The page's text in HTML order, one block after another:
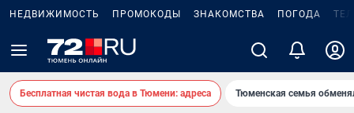
НЕДВИЖИМОСТЬ ПРОМОКОДЫ ЗНАКОМСТВА ПОГОДА
Бесплатная чистая вода в Тюмени: адреса Тюменская семья